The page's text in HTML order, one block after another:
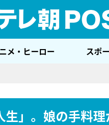
メ・ヒーロー スポ
」。娘の手料